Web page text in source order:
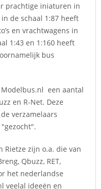
prachtige iniaturen in
de schaal 1:87 heeft
en vrachtwagens in
1:43 en 1:160 heeft
bus
Modelbus.nl een aantal
en R-Net. Deze
verzamelaars
Rietze zijn o.a. die van
Qbuzz, RET,
het nederlandse
veelal ideeën en